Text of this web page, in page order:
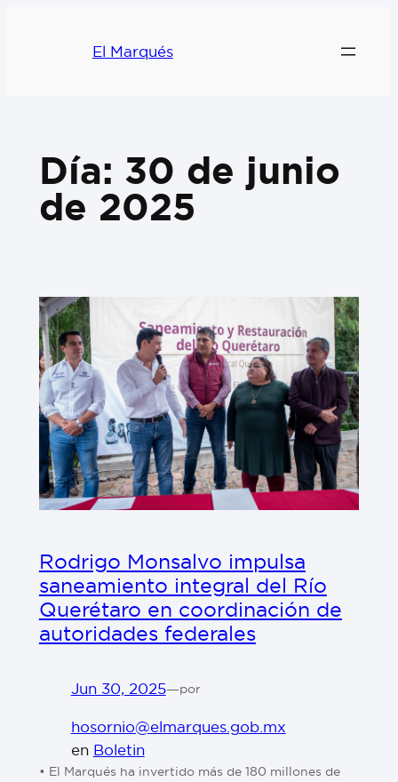
El Marqués
Día: 30 de junio
de 2025
Rodrigo Monsalvo impulsa
saneamiento integral del Río
Querétaro en coordinación de
autoridades federales
Jun 30, 2025—por
hosornio@elmarques.gob.mx
en Boletin
•⁠⁠⁠⁠⁠⁠⁠⁠ El Marqués ha invertido más de 180 millones de